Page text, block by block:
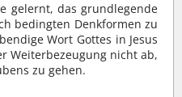
gelernt, das grundlegende
bedingten Denkformen zu
Wort Gottes in Jesus
Weiterbezeugung nicht ab,
zu gehen.